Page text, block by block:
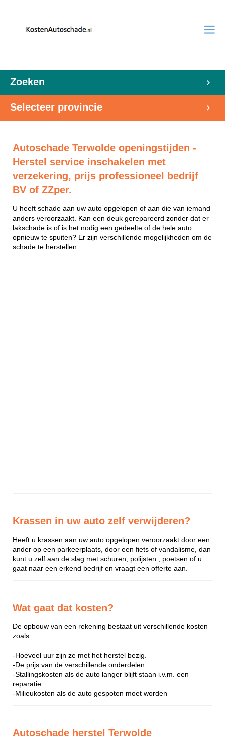
Zoeken
Selecteer provincie
Autoschade Terwolde openingstijden -
Herstel service inschakelen met
verzekering, prijs professioneel bedrijf
BV of ZZper.
U heeft schade aan uw auto opgelopen of aan die van iemand
anders veroorzaakt. Kan een deuk gerepareerd zonder dat er
lakschade is of is het nodig een gedeelte of de hele auto
opnieuw te spuiten? Er zijn verschillende mogelijkheden om de
schade te herstellen.
Krassen in uw auto zelf verwijderen?
Heeft u krassen aan uw auto opgelopen veroorzaakt door een
ander op een parkeerplaats, door een fiets of vandalisme, dan
kunt u zelf aan de slag met schuren, polijsten , poetsen of u
gaat naar een erkend bedrijf en vraagt een offerte aan.
Wat gaat dat kosten?
De opbouw van een rekening bestaat uit verschillende kosten
zoals :
-Hoeveel uur zijn ze met het herstel bezig.
-De prijs van de verschillende onderdelen
-Stallingskosten als de auto langer blijft staan i.v.m. een
reparatie
-Milieukosten als de auto gespoten moet worden
Autoschade herstel Terwolde